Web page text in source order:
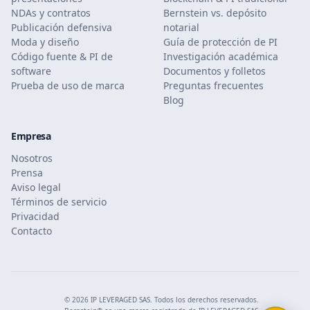
NDAs y contratos
Publicación defensiva
Moda y diseño
Código fuente & PI de
software
Prueba de uso de marca
Bernstein vs. depósito
notarial
Guía de protección de PI
Investigación académica
Documentos y folletos
Preguntas frecuentes
Blog
Empresa
Nosotros
Prensa
Aviso legal
Términos de servicio
Privacidad
Contacto
© 2026 IP LEVERAGED SAS. Todos los derechos reservados.